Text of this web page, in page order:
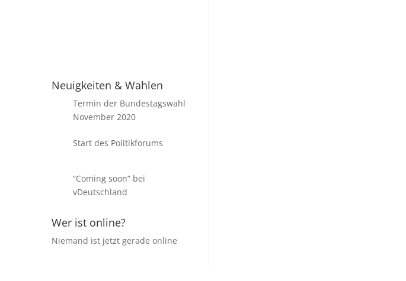
Neuigkeiten & Wahlen
Termin der Bundestagswahl
November 2020
Start des Politikforums
“Coming soon” bei
vDeutschland
Wer ist online?
Niemand ist jetzt gerade online